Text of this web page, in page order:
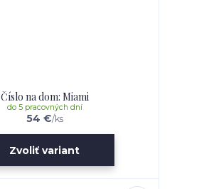
Číslo na dom: Miami
54 €/ks
do 5 pracovných dní
Zvoliť variant